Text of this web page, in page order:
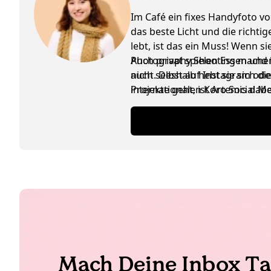
Im Café ein fixes Handyfoto
das beste Licht und die
lebt, ist das ein Muss! Wenn
Photography Shooting
nicht. Deshalb hebt sie sich
internationalen Koro Social
Auch privat spielen Essen
auch selbst auf Instagram
Projekte geht, ist Artemis
ausgetauscht werden, ist das
Mach Deine Inbox